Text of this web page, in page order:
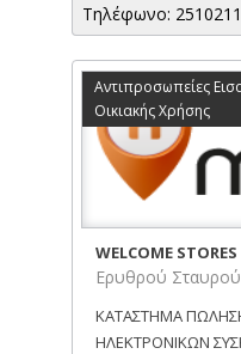
Τηλέφωνο:
Αντιπροσωπείες
Οικιακής Χρήσης
WELCOME
Ερυθρού
ΚΑΤΑΣΤΗΜΑ
ΗΛΕΚΤΡΟΝΙΚΩΝ